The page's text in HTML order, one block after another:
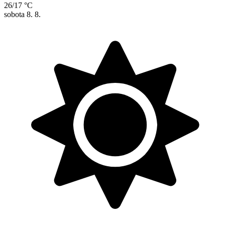
26/17 °C
sobota 8. 8.